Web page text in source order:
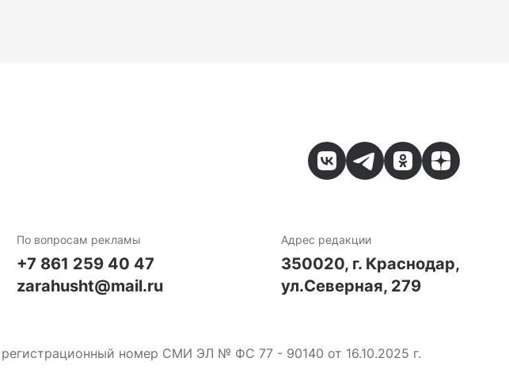
По вопросам рекламы
+7 861 259 40 47
zarahusht@mail.ru
Адрес редакции
350020, г. Краснодар,
ул.Северная, 279
номер СМИ ЭЛ № ФС 77 - 90140 от 16.10.2025 г.